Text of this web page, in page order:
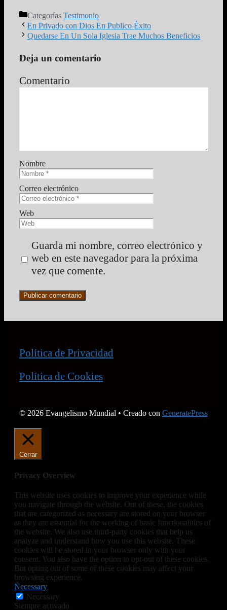
Categorías Testimonio
En Privado con Dios En Publico Éxito
Quedarse En Un Sola Iglesia Trae Muchos Beneficios
Deja un comentario
Comentario
Nombre
Correo electrónico
Web
Guarda mi nombre, correo electrónico y
web en este navegador para la próxima
vez que comente.
Política de Privacidad
Política de Cookies
© 2026 Evangelismo Mundial • Creado con GeneratePress
Cerrar
Privacy Overview
This website uses cookies to improve your experience while
you navigate through the website. Out of these, the cookies
that are categorized as necessary are stored on your browser
as they are essential for the working of basic functionalities of
the website. We also use third-party cookies that help us
analyze and understand how you use this website. These
cookies will be stored in your browser only with your
consent. You also have the option to opt-out of these cookies.
But opting out of some of these cookies may affect your
browsing experience.
Necessary
Necessary
Siempre activado